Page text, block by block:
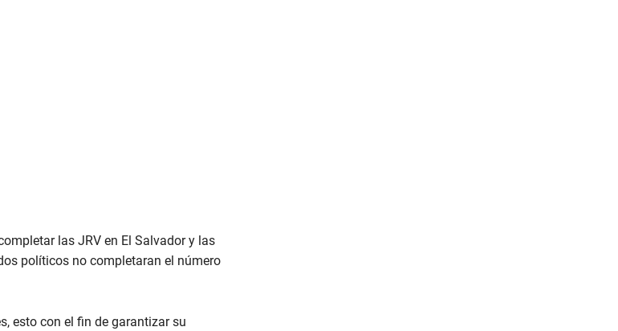
las JRV en El Salvador y las
políticos no completaran el número
esto con el fin de garantizar su